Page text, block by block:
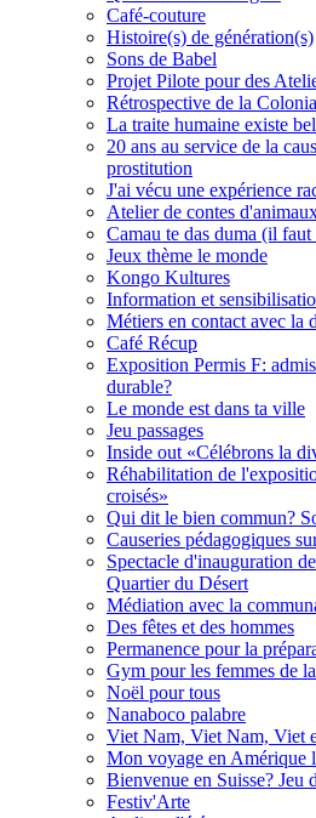
Café-couture
Histoire(s) de génération(s)
Sons de Babel
Projet Pilote pour des
Rétrospective de la
La traite humaine existe
20 ans au service de la
prostitution
J'ai vécu une expérience
Atelier de contes
Camau te das duma (il
Jeux thème le monde
Kongo Kultures
Information et
Métiers en contact avec la
Café Récup
Exposition Permis F:
durable?
Le monde est dans ta ville
Jeu passages
Inside out «Célébrons la
Réhabilitation de
croisés»
Qui dit le bien commun?
Causeries pédagogiques
Spectacle d'inauguration
Quartier du Désert
Médiation avec la
Des fêtes et des hommes
Permanence pour la
Gym pour les femmes de
Noël pour tous
Nanaboco palabre
Viet Nam, Viet Nam, Viet
Mon voyage en Amérique
Bienvenue en Suisse? Jeu
Festiv'Arte